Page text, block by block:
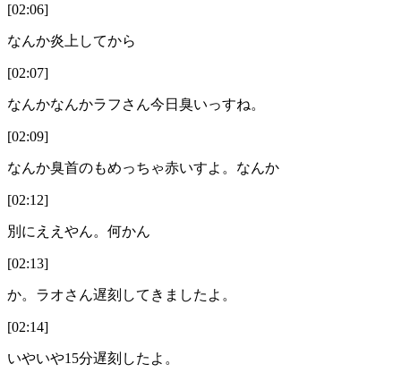
[02:06]
なんか炎上してから
[02:07]
なんかなんかラフさん今日臭いっすね。
[02:09]
なんか臭首のもめっちゃ赤いすよ。なんか
[02:12]
別にええやん。何かん
[02:13]
か。ラオさん遅刻してきましたよ。
[02:14]
いやいや15分遅刻したよ。